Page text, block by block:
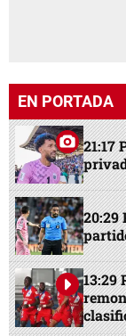
EN PORTADA
21:17
20:29
13:29